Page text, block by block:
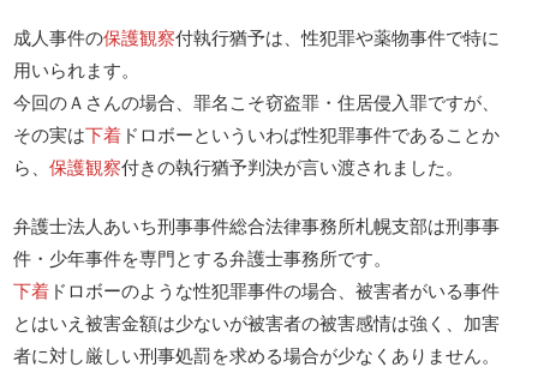
成人事件の保護観察付執行猶予は、性犯罪や薬物事件で特に
用いられます。
今回のＡさんの場合、罪名こそ窃盗罪・住居侵入罪ですが、
その実は下着 ドロボーといういわば性犯罪事件であることか
ら、保護観察付きの執行猶予判決が言い渡されました。
弁護士法人あいち刑事事件総合法律事務所札幌支部は刑事事
件・少年事件を専門とする弁護士事務所です。
下着 ドロボーのような性犯罪事件の場合、被害者がいる事件
とはいえ被害金額は少ないが被害者の被害感情は強く、加害
者に対し厳しい刑事処罰を求める場合が少なくありません。